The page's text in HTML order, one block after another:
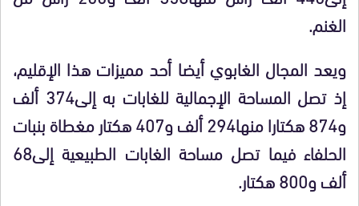
الغنم.
ويعد المجال الغابوي أيضا أحد مميزات هذا الإقليم،
إذ تصل المساحة الإجمالية للغابات به إلى374 ألف
و874 هكتارا منها294 ألف و407 هكتار مغطاة بنبات
الحلفاء فيما تصل مساحة الغابات الطبيعية إلى68
ألف و800 هكتار.